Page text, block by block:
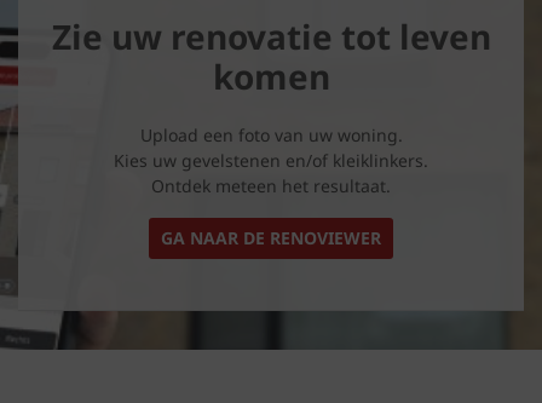
Zie uw renovatie tot leven
komen
Upload een foto van uw woning.
Kies uw gevelstenen en/of kleiklinkers.
Ontdek meteen het resultaat.
GA NAAR DE RENOVIEWER